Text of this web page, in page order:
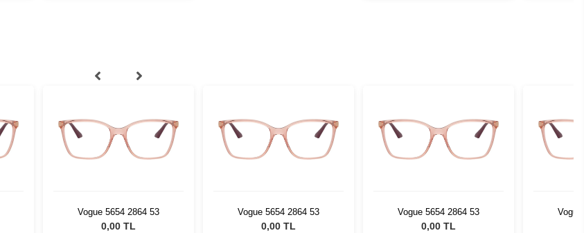
Vogue 5654 2864 53
0,00 TL
Vogue 5654 2864 53
0,00 TL
Vogue 5654 2864 53
0,00 TL